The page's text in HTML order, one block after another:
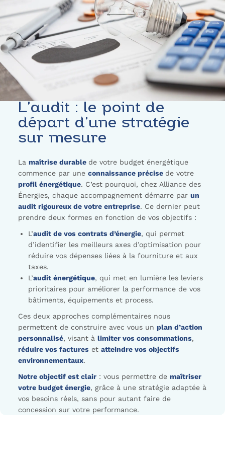
L’audit : le point de
départ d’une stratégie
sur mesure
La maîtrise durable de votre budget énergétique
commence par une connaissance précise de votre
profil énergétique. C’est pourquoi, chez Alliance des
Énergies, chaque accompagnement démarre par un
audit rigoureux de votre entreprise. Ce dernier peut
prendre deux formes en fonction de vos objectifs :
L’audit de vos contrats d’énergie, qui permet
d’identifier les meilleurs axes d’optimisation pour
réduire vos dépenses liées à la fourniture et aux
taxes.
L’audit énergétique, qui met en lumière les leviers
prioritaires pour améliorer la performance de vos
bâtiments, équipements et process.
Ces deux approches complémentaires nous
permettent de construire avec vous un plan d’action
personnalisé, visant à limiter vos consommations,
réduire vos factures et atteindre vos objectifs
environnementaux.
Notre objectif est clair: vous permettre de maîtriser
votre budget énergie, grâce à une stratégie adaptée à
vos besoins réels, sans pour autant faire de
concession sur votre performance.